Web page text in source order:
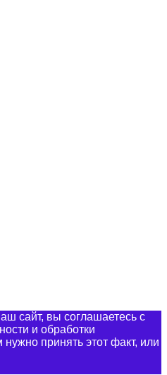
сайт, вы соглашаетесь с
и обработки
принять этот факт, или